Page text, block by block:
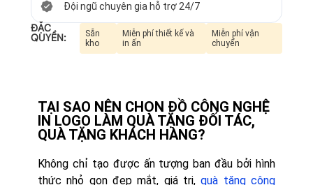
Đội ngũ chuyên gia hỗ trợ 24/7
ĐẶC
QUYỀN:
Sẵn
kho
Miễn phí thiết kế và
in ấn
Miễn phí vận
chuyển
TẠI SAO NÊN CHỌN ĐỒ CÔNG NGHỆ
IN LOGO LÀM QUÀ TẶNG ĐỐI TÁC,
QUÀ TẶNG KHÁCH HÀNG?
Không chỉ tạo được ấn tượng ban đầu bởi hình
thức nhỏ gọn đẹp mắt, giá trị,quà tặng công